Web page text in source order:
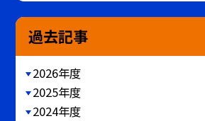
過去記事
2026年度
2025年度
2024年度